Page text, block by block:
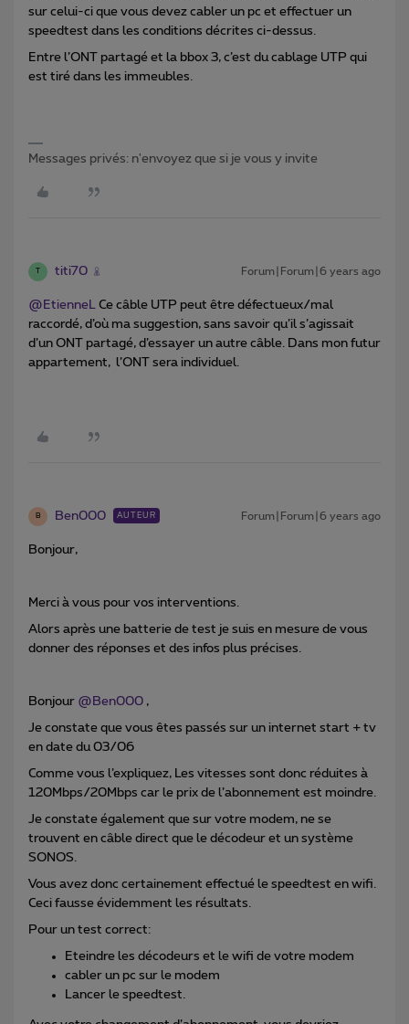
sur celui-ci que vous devez cabler un pc et effectuer un
speedtest dans les conditions décrites ci-dessus.
Entre l’ONT partagé et la bbox 3, c’est du cablage UTP qui
est tiré dans les immeubles.
Messages privés: n'envoyez que si je vous y invite
titi70 Forum|Forum|6 years ago
@EtienneL Ce câble UTP peut être défectueux/mal
raccordé, d’où ma suggestion, sans savoir qu’il s’agissait
d’un ONT partagé, d’essayer un autre câble. Dans mon futur
appartement, l’ONT sera individuel.
B Ben000 AUTEUR Forum|Forum|6 years ago
Bonjour,
Merci à vous pour vos interventions.
Alors après une batterie de test je suis en mesure de vous
donner des réponses et des infos plus précises.
Bonjour @Ben000 ,
Je constate que vous êtes passés sur un internet start + tv
en date du 03/06
Comme vous l’expliquez, Les vitesses sont donc réduites à
120Mbps/20Mbps car le prix de l’abonnement est moindre.
Je constate également que sur votre modem, ne se
trouvent en câble direct que le décodeur et un système
SONOS.
Vous avez donc certainement effectué le speedtest en wifi.
Ceci fausse évidemment les résultats.
Pour un test correct:
Eteindre les décodeurs et le wifi de votre modem
cabler un pc sur le modem
Lancer le speedtest.